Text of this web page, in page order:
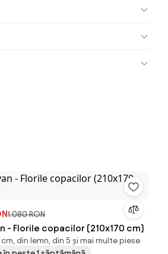
1.080 RON
- Florile copacilor (210x170 cm)
cm, din lemn, din 5 și mai multe piese